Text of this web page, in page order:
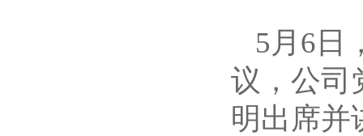
5月6日
议，公司
明出席并